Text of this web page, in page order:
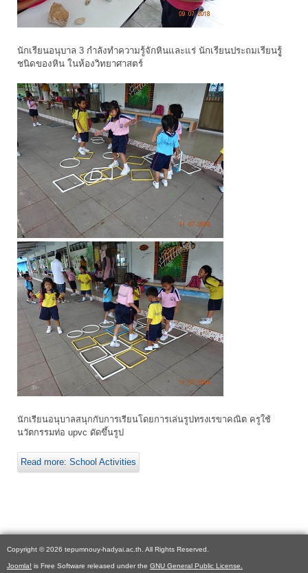
นักเรียนอนุบาล 3 กำลังทำความรู้จักหินและแร่ นักเรียนประถมเรียนรูู้
ชนิดของหิน ในห้องวิทยาศาสตร์
นักเรียนอนุบาลสนุกกับการเรียนโดยการเล่นรูปทรงเรขาคณิต ครูใช้
นวัตกรรมท่อ upvc ดัดขึ้นรูป
Read more: School Activities
Copyright © 2026 tepumnouy-hadyai.ac.th. All Rights Reserved.
Joomla! is Free Software released under the GNU General Public License.